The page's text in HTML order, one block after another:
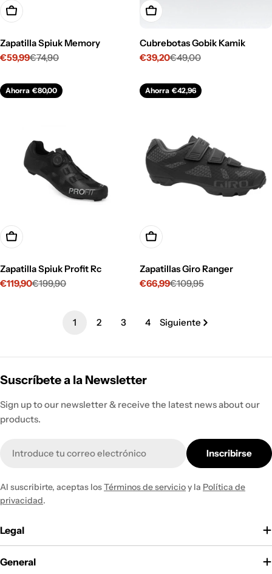
Opciones
Zapatilla Spiuk Memory
Precio
venta
€59,99
Precio€74,90
Opciones
Cubrebotas Gobik Kamik
Precio
venta
€39,20
Precio €49,00
Ahorra €80,00
Opciones
Zapatilla Spiuk Profit Rc
Precio
€119,90
Precio €199,90
Ahorra €42,96
Opciones
Zapatillas Giro Ranger
Precio
€66,99
Precio €109,95
1 2 3 4 Siguiente
Suscríbete a la Newsletter
Sign up to our newsletter & receive the latest news about our
products.
electrónico
Inscribirse
Al suscribirte, aceptas losTérminos de servicioy la Política de
privacidad.
Legal
General